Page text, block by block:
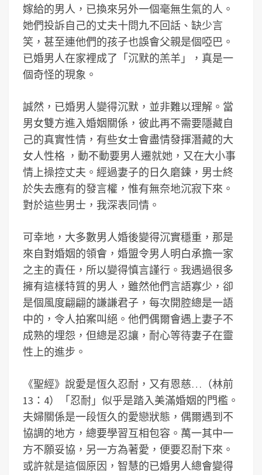
嫁給的男人，已換來另外一個毫無生氣的人。
她們投訴自己的丈夫十問九不回話、缺少言
笑，甚至連他們的孩子也誤會父親是個啞巴。
已婚男人在家裡成了「沉默的羔羊」，真是一
個奇怪的現象。
誠然，已婚男人變得沉默，並非難以理解。當
男女雙方進入婚姻關係，彼此再不需要隱藏自
己的真實性情，有些女士會盡情發揮潛藏的大
女人性格 ，動不動要男人遷就她，又在大小事
情上操控丈夫。經過妻子的日久磨鍊，男士終
於失去應有的發言權，惟有無奈地沉寂下來。
對於這些男士，我深表同情。
可幸地，大多數男人婚後變得沉實穩重，那是
來自對婚姻的領會，婚盟令男人明白承擔一家
之主的責任，所以變得慎言謹行。我遇過很多
擁有這樣特質的男人，雖然他們言語寡少，卻
是個風度翩翩的謙謙君子，每次開腔總是一語
中的，令人拍案叫絕。他們偶爾會遇上妻子不
成熟的埋怨，但總是忍讓，耐心等待妻子在靈
性上的進步。
《聖經》說愛是恆久忍耐，又有恩慈…（林前
13：4）「忍耐」似乎是踏入美滿婚姻的門檻。
夫婦關係是一段恆久的愛戀狀態，偶爾遇到不
協調的地方，總要學習互相包容。萬一其中一
方不願妥協，另一方為著愛，便要忍耐下來。
或許就是這個原因，智慧的已婚男人總會變得